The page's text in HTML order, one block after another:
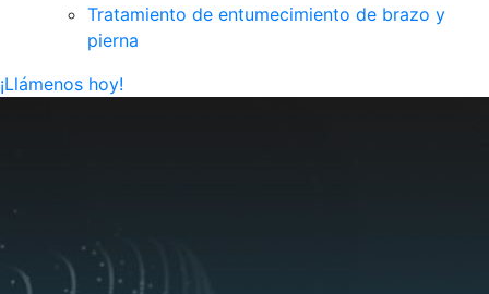
Tratamiento de entumecimiento de brazo y
pierna
¡Llámenos hoy!